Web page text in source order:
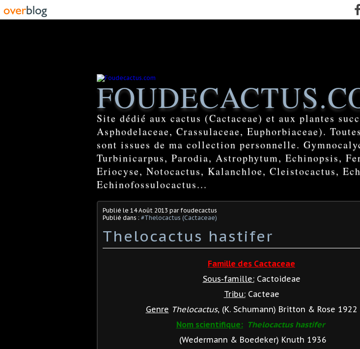
Site dédié aux cactus (Cactaceae) et aux plantes
Asphodelaceae, Crassulaceae, Euphorbiaceae).
sont issues de ma collection personnelle.
Turbinicarpus, Parodia, Astrophytum, Echinopsis,
Eriocyse, Notocactus, Kalanchloe, Cleistocactus,
Echinofossulocactus...
Publié le 14 Août 2013 par foudecactus
Publié dans : #Thelocactus (Cactaceae)
Thelocactus hastifer
Famille des Cactaceae
Sous-famille:Cactoideae
Tribu:Cacteae
Genre Thelocactus, (K. Schumann) Britton & Rose 1922
Nom scientifique: Thelocactus hastifer
(Wedermann & Boedeker) Knuth 1936